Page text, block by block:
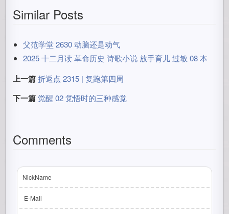
Similar Posts
父范学堂 2630 动脑还是动气
2025 十二月读 革命历史 诗歌小说 放手育儿 过敏 08 本
上一篇 折返点 2315 | 复跑第四周
下一篇 觉醒 02 觉悟时的三种感觉
Comments
NickName
E-Mail